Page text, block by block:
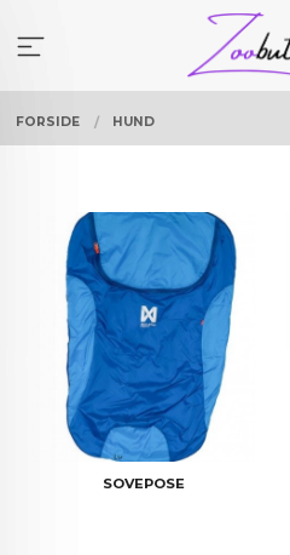
innholdet
FORSIDE HUND
SOVEPOSE